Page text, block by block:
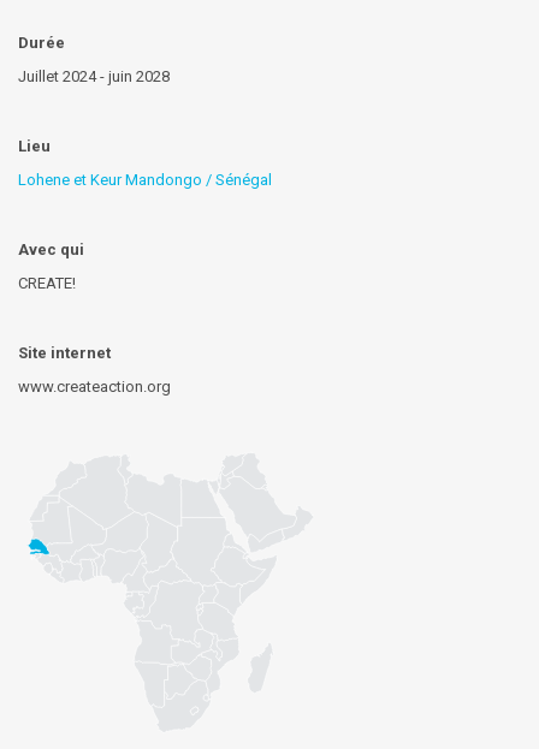
Durée
Juillet 2024 - juin 2028
Lieu
Lohene et Keur Mandongo / Sénégal
Avec qui
CREATE!
Site internet
www.createaction.org